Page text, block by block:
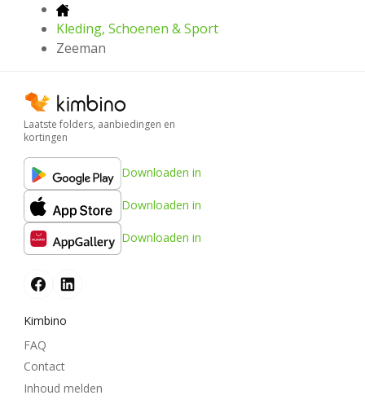
Kleding, Schoenen & Sport
Zeeman
Laatste folders, aanbiedingen en
kortingen
Downloaden in
Downloaden in
Downloaden in
Kimbino
FAQ
Contact
Inhoud melden